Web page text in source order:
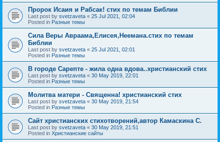
Пророк Исаия и Рабсак! стих по темам Библии
Last post by svetzaveta « 25 Jul 2021, 02:04
Posted in Разные темы
Сила Веры Авраама,Елисея,Неемана.стих по темам
Библии
Last post by svetzaveta « 25 Jul 2021, 02:01
Posted in Разные темы
В городе Сарепте - жила одна вдова..христианский стих
Last post by svetzaveta « 30 May 2019, 22:01
Posted in Разные темы
Молитва матери - Священна! христианский стих
Last post by svetzaveta « 30 May 2019, 21:54
Posted in Разные темы
Сайт христианских стихотворений,автор Камаскина С.
Last post by svetzaveta « 30 May 2019, 21:51
Posted in Христианские сайты